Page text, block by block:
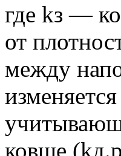
где kз —
от
между
ковше